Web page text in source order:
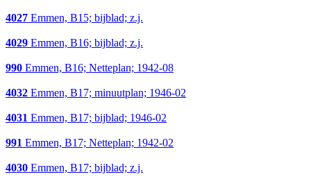
4027 Emmen, B15; bijblad; z.j.
4029 Emmen, B16; bijblad; z.j.
990 Emmen, B16; Netteplan; 1942-08
4032 Emmen, B17; minuutplan; 1946-02
4031 Emmen, B17; bijblad; 1946-02
991 Emmen, B17; Netteplan; 1942-02
4030 Emmen, B17; bijblad; z.j.